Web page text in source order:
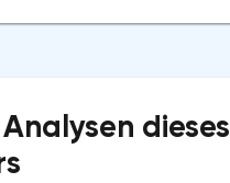
dieses